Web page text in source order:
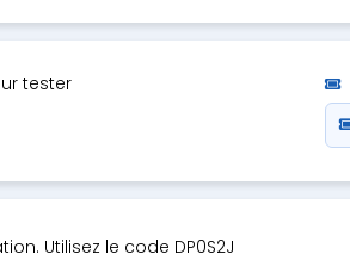
tester
Utilisez le code DP0S2J